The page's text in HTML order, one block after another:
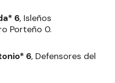
6, Isleños
Porteño 0.
6, Defensores del